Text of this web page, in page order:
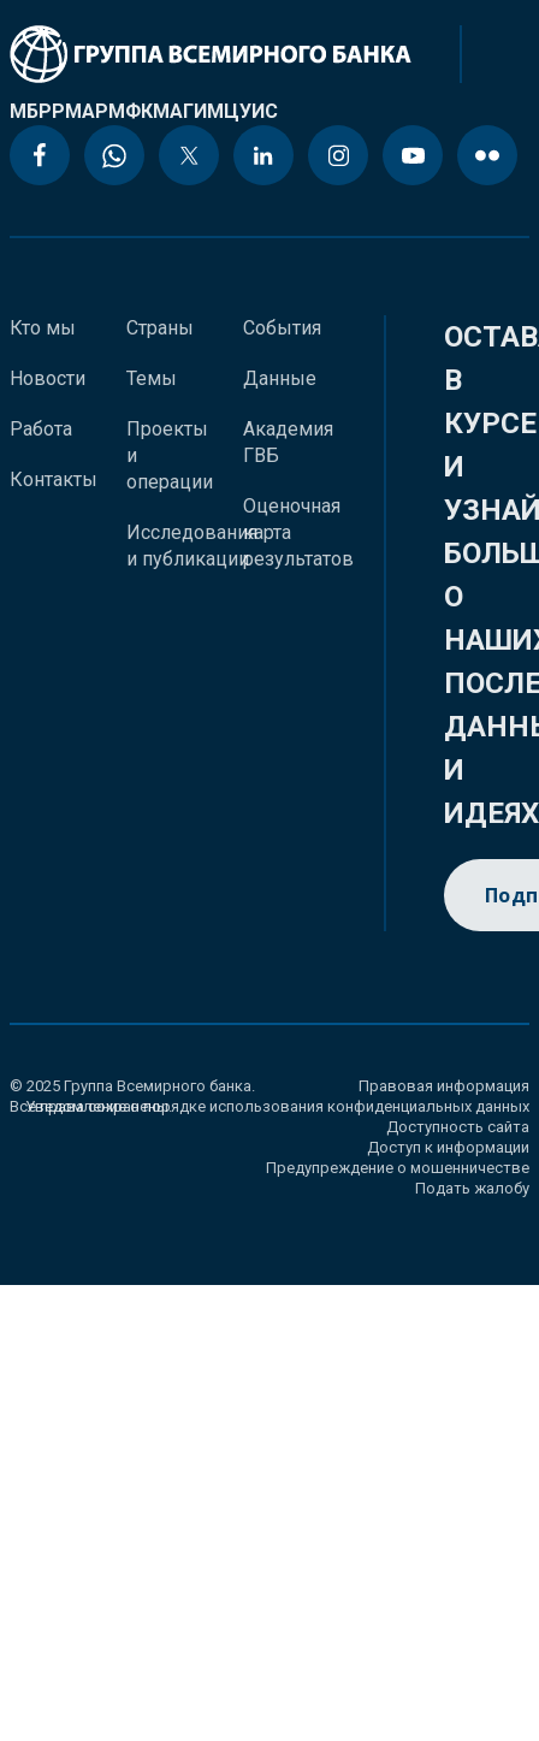
МБРРМАРМФКМАГИМЦУИС
Кто мы
Новости
Работа
Контакты
Страны
Темы
Проекты
и
операции
Исследования
и публикации
События
Данные
Академия
ГВБ
Оценочная
карта
результатов
В
КУРСЕ
И
О
И
ИДЕЯХ
© 2025 Группа Всемирного банка.
Все права сохранены.
Правовая информация
Уведомление о порядке использования конфиденциальных данных
Доступность сайта
Доступ к информации
Предупреждение о мошенничестве
Подать жалобу